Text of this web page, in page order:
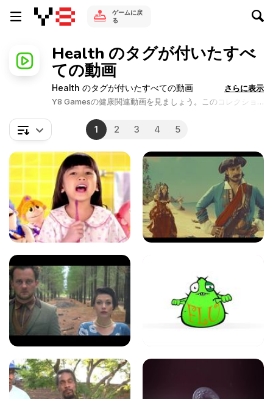
ゲームに戻
る
Health のタグが付いたすべ
ての動画
Health のタグが付いたすべての動画
Y8 Gamesの健康関連動画を見ましょう。このコレクショ
健康に関心のある企業の多くのマーケティングビデオがあ
ります。例えば、ある特定の分野の医学における研究を促
さらに表示
1 2 3 4 5